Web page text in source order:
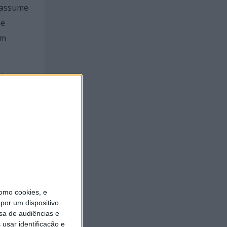
cookies, e
um dispositivo
de audiências e
identificação e
de
–
de